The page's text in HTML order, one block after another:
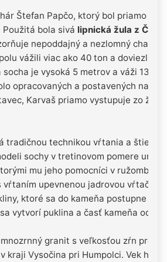
Štefan Papčo, ktorý bol priamo
Použitá bola sivá lipnická žula z
nepoddajný a nezlomný
vážili viac ako 40 ton a doviezli ich
socha je vysoká 5 metrov a váži 13
opracovaných a postavených na
Karvaš priamo vystupuje zo
tradičnou technikou vŕtania a
sochy v tretinovom pomere určil
mu jeho pomocníci v
upevnenou jadrovou
ktoré sa do kameňa postupne
vytvorí puklina a časť kameňa
granit s veľkosťou zŕn
kraji Vysočina pri Humpolci. Vek